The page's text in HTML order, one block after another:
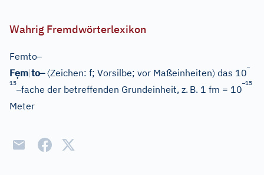
Wahrig Fremdwörterlexikon
Femto–
Fẹm|to–〈Zeichen: f; Vorsilbe; vor Maßeinheiten〉 das 10
–
15–fache der betreffenden Grundeinheit, z. B. 1 fm = 10
–15
Meter